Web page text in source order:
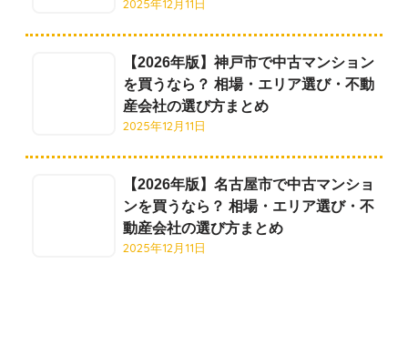
2025年12月11日
【2026年版】神戸市で中古マンション
を買うなら？ 相場・エリア選び・不動
産会社の選び方まとめ
2025年12月11日
【2026年版】名古屋市で中古マンショ
ンを買うなら？ 相場・エリア選び・不
動産会社の選び方まとめ
2025年12月11日